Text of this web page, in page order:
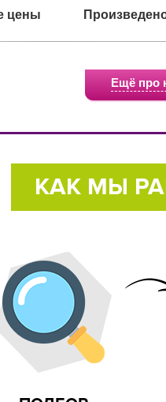
цены
детей
Ещё про
КАК МЫ